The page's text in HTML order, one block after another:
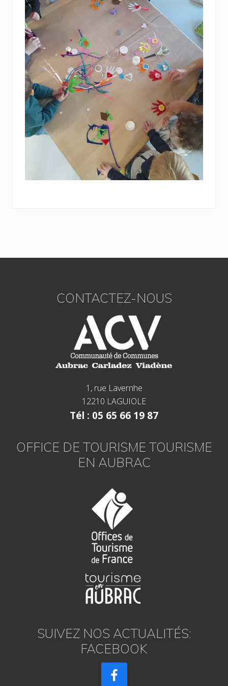
CONTACTEZ-NOUS
1, rue Lavernhe
12210 LAGUIOLE
Tél : 05 65 66 19 87
OFFICE DE TOURISME TOURISME
EN AUBRAC
SUIVEZ NOS ACTUALITÉS:
FACEBOOK